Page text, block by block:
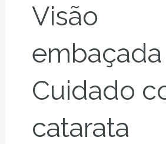
Visão
embaçada
Cuidado
catarata